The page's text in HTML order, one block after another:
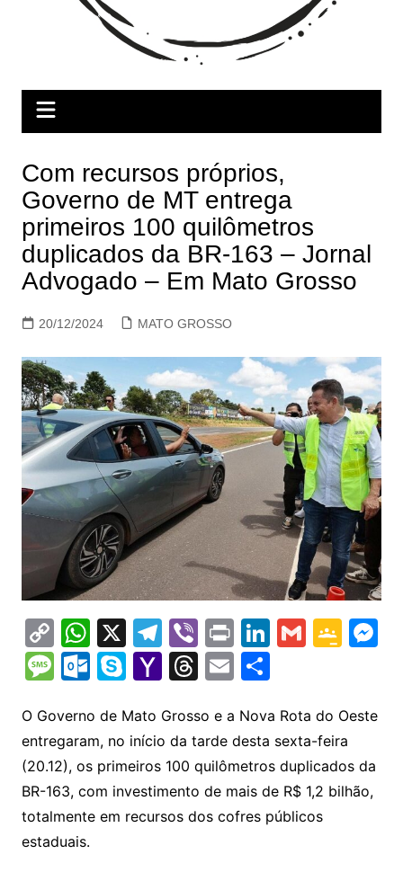
Com recursos próprios,
Governo de MT entrega
primeiros 100 quilômetros
duplicados da BR-163 – Jornal
Advogado – Em Mato Grosso
20/12/2024 MATO GROSSO
C
o
p
y
Li
n
k
W
h
at
s
A
p
p
X T
el
e
gr
a
m
Vi
b
er
Pr
in
t
Li
n
k
e
dI
n
G
l
G
gl
e
Cl
a
M
s
M
s
s
a
g
e
O
lo
o
k.
c
S
y
p
e
Y
h
o
o
M
T
e
a
d
s
E
ai
l
S
ar
e
O Governo de Mato Grosso e a Nova Rota do Oeste
entregaram, no início da tarde desta sexta-feira
(20.12), os primeiros 100 quilômetros duplicados da
BR-163, com investimento de mais de R$ 1,2 bilhão,
totalmente em recursos dos cofres públicos
estaduais.